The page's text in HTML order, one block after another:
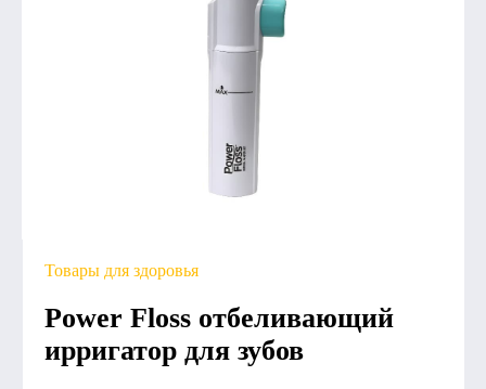
Товары для здоровья
Power Floss отбеливающий
ирригатор для зубов